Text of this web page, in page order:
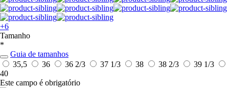
+6
Tamanho
*
Guia de tamanhos
35,5
36 36 2/3 37 1/3 38 38 2/3
39 1/3
40
Este campo é obrigatório